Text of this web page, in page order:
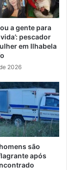
a gente para
pescador
em Ilhabela
2026
são
após